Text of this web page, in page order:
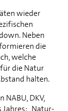
wieder
Neben
die
welche
die Natur
halten.
NABU, DKV,
Jahres: „Natur-